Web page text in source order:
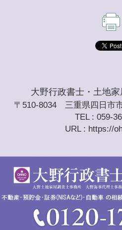
大野行政書士・土地
〒510-8034 三重県四日市
TEL : 059-
URL : https://